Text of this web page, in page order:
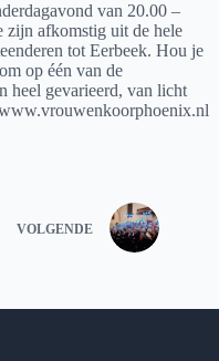
van 20.00 –
afkomstig uit de hele
tot Eerbeek. Hou je
op één van de
heel gevarieerd, van licht
VOLGENDE